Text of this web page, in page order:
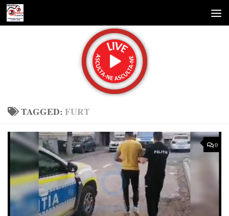
Skip to content
TAGGED:FURT
0